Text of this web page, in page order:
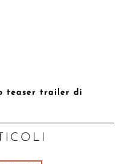
teaser trailer di